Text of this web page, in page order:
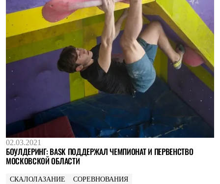
02.03.2021
БОУЛДЕРИНГ: BASK ПОДДЕРЖАЛ ЧЕМПИОНАТ И ПЕРВЕНСТВО
МОСКОВСКОЙ ОБЛАСТИ
СКАЛОЛАЗАНИЕ СОРЕВНОВАНИЯ